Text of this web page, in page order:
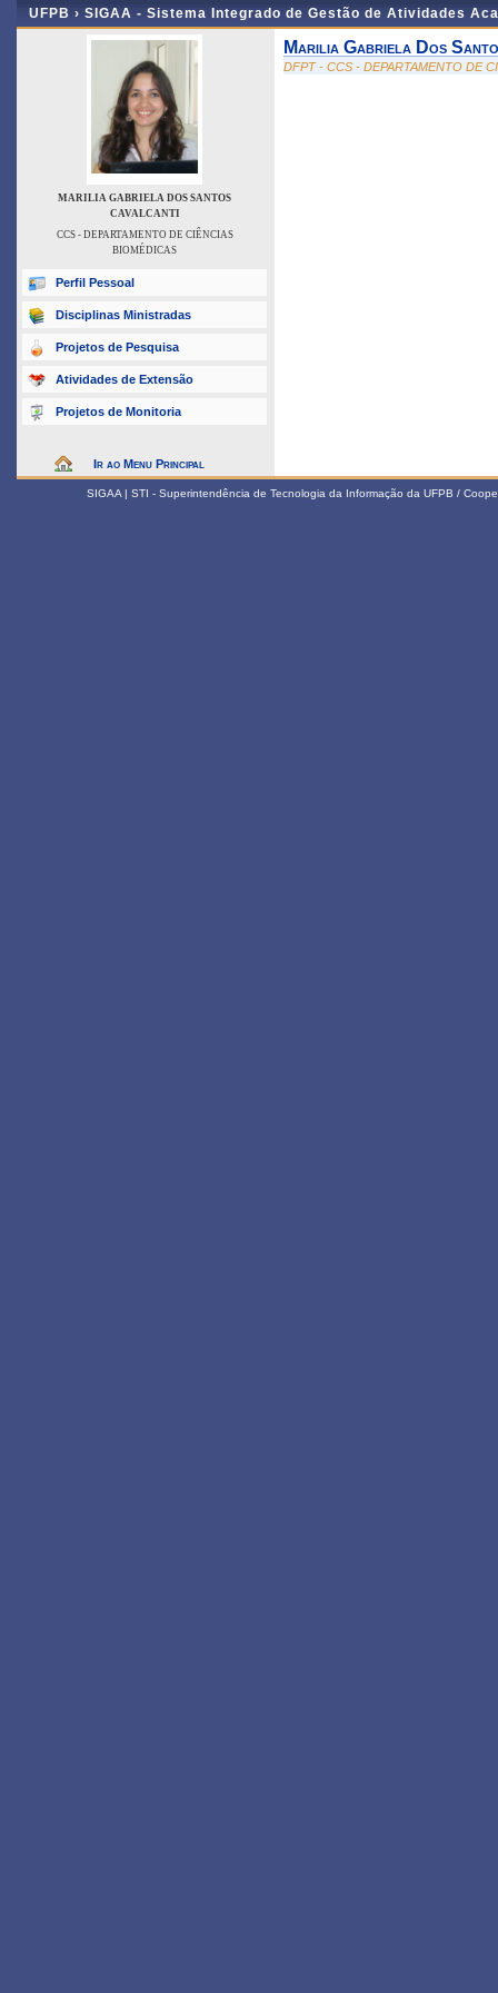
UFPB › SIGAA - Sistema Integrado de Gestão de Atividades
MARILIA GABRIELA DOS SANTOS
CAVALCANTI
CCS - DEPARTAMENTO DE CIÊNCIAS
BIOMÉDICAS
Perfil Pessoal
Disciplinas Ministradas
Projetos de Pesquisa
Atividades de Extensão
Projetos de Monitoria
Ir ao Menu Principal
Marilia Gabriela Dos
DFPT - CCS - DEPARTAMENTO DE
SIGAA | STI - Superintendência de Tecnologia da Informação da UFPB /